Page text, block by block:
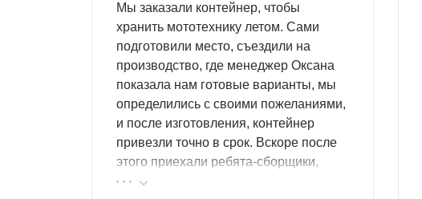
Мы заказали контейнер, чтобы
хранить мототехнику летом. Сами
подготовили место, съездили на
производство, где менеджер Оксана
показала нам готовые варианты, мы
определились с своими пожеланиями,
и после изготовления, контейнер
привезли точно в срок. Вскоре после
этого приехали ребята-сборщики,
быстро, за пару часов, всё собрали.